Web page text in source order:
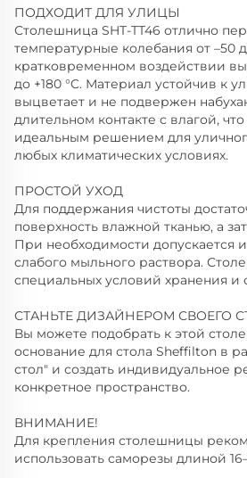
ПОДХОДИТ ДЛЯ УЛИЦЫ
Столешница SHT-TT46 отлично
температурные колебания от –50
кратковременном воздействии
до +180 °C. Материал устойчив к
выцветает и не подвержен
длительном контакте с влагой,
идеальным решением для
любых климатических условиях.
ПРОСТОЙ УХОД
Для поддержания чистоты
поверхность влажной тканью, а
При необходимости допускается
слабого мыльного раствора.
специальных условий хранения и
СТАНЬТЕ ДИЗАЙНЕРОМ СВОЕГО
Вы можете подобрать к этой
основание для стола Sheffilton в
стол" и создать индивидуальное
конкретное пространство.
ВНИМАНИЕ!
Для крепления столешницы
использовать саморезы длиной